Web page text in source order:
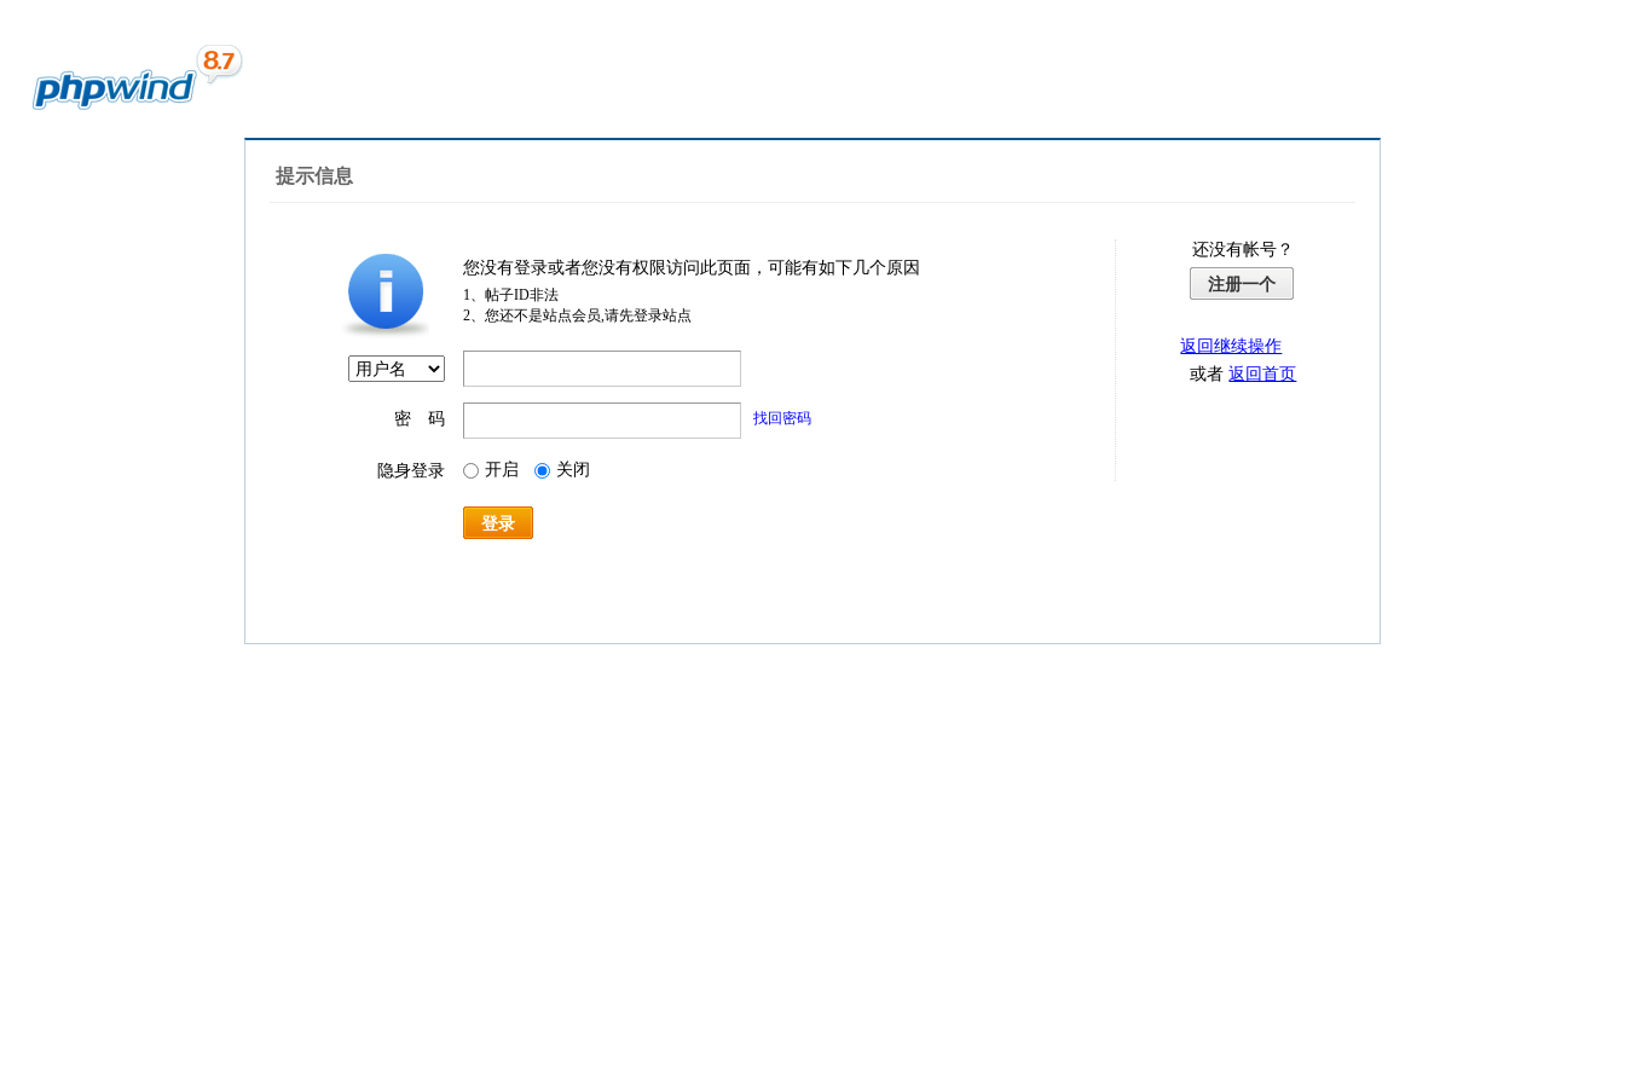
提示信息
您没有登录或者您没有权限访问此页面，可能有如下几个原因
1、帖子ID非法
2、您还不是站点会员,请先登录站点
密 码 找回密码
隐身登录 开启 关闭
登录
还没有帐号？
注册一个
返回继续操作
或者返回首页